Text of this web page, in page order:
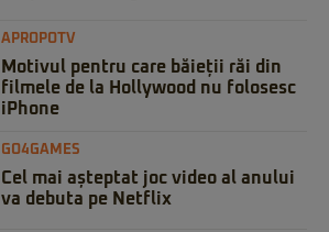
APROPOTV
Motivul pentru care băieții răi din
filmele de la Hollywood nu folosesc
iPhone
GO4GAMES
Cel mai așteptat joc video al anului
va debuta pe Netflix